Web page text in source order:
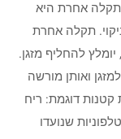
תקלה אחרת היא
תקלה אחרת
להחליף מזגן.
ואותן מורשה
דוגמת: ריח
שנועדו